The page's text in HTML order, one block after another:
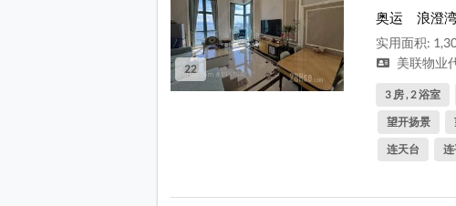
22
奥运 浪澄
实用面积:
美联物业
3 房 , 2 浴室
望开扬景
连天台
连